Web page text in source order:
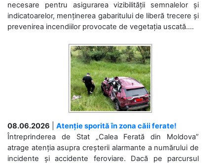
necesare pentru asigurarea vizibilității semnalelor și
indicatoarelor, menținerea gabaritului de liberă trecere și
prevenirea incendiilor provocate de vegetația uscată....
08.06.2026
Atenție sporită în zona căii ferate!
Întreprinderea de Stat „Calea Ferată din Moldova”
atrage atenția asupra creșterii alarmante a numărului de
incidente și accidente feroviare. Dacă pe parcursul